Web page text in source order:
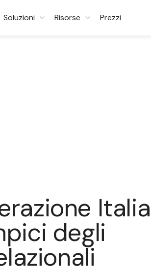
Soluzioni Risorse Prezzi
degli